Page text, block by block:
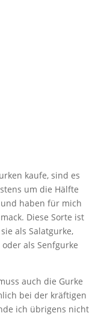
kaufe, sind es
um die Hälfte
haben für mich
Diese Sorte ist
als Salatgurke,
als Senfgurke
auch die Gurke
bei der kräftigen
ich übrigens nicht